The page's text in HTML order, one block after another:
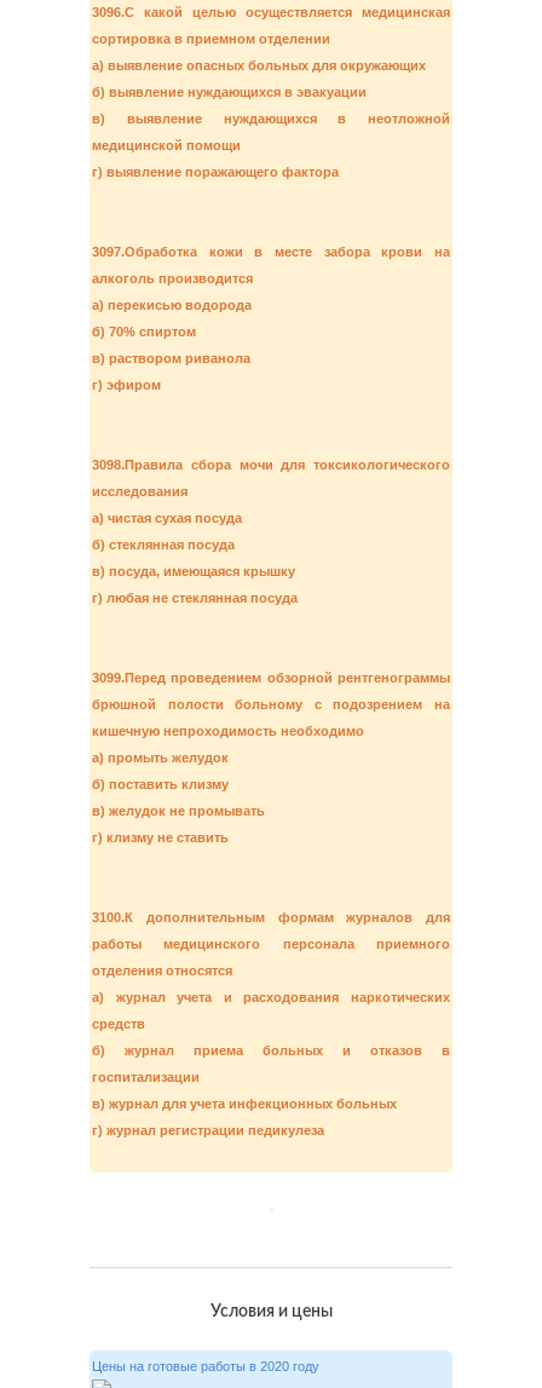
3096.С какой целью осуществляется медицинская
сортировка в приемном отделении
а) выявление опасных больных для окружающих
б) выявление нуждающихся в эвакуации
в) выявление нуждающихся в неотложной
медицинской помощи
г) выявление поражающего фактора
3097.Обработка кожи в месте забора крови на
алкоголь производится
а) перекисью водорода
б) 70% спиртом
в) раствором риванола
г) эфиром
3098.Правила сбора мочи для токсикологического
исследования
а) чистая сухая посуда
б) стеклянная посуда
в) посуда, имеющаяся крышку
г) любая не стеклянная посуда
3099.Перед проведением обзорной рентгенограммы
брюшной полости больному с подозрением на
кишечную непроходимость необходимо
а) промыть желудок
б) поставить клизму
в) желудок не промывать
г) клизму не ставить
3100.К дополнительным формам журналов для
работы медицинского персонала приемного
отделения относятся
а) журнал учета и расходования наркотических
средств
б) журнал приема больных и отказов в
госпитализации
в) журнал для учета инфекционных больных
г) журнал регистрации педикулеза
Условия и цены
Цены на готовые работы в 2020 году